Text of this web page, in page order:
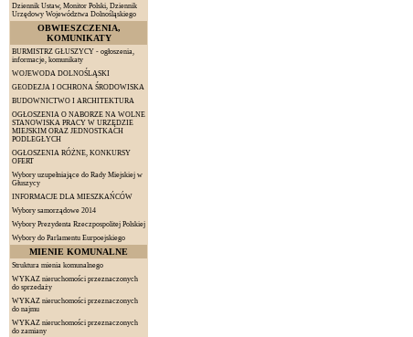
Dziennik Ustaw, Monitor Polski, Dziennik
Urzędowy Województwa Dolnośląskiego
OBWIESZCZENIA,
KOMUNIKATY
BURMISTRZ GŁUSZYCY - ogłoszenia,
informacje, komunikaty
WOJEWODA DOLNOŚLĄSKI
GEODEZJA I OCHRONA ŚRODOWISKA
BUDOWNICTWO I ARCHITEKTURA
OGŁOSZENIA O NABORZE NA WOLNE
STANOWISKA PRACY W URZĘDZIE
MIEJSKIM ORAZ JEDNOSTKACH
PODLEGŁYCH
OGŁOSZENIA RÓŻNE, KONKURSY
OFERT
Wybory uzupełniające do Rady Miejskiej w
Głuszycy
INFORMACJE DLA MIESZKAŃCÓW
Wybory samorządowe 2014
Wybory Prezydenta Rzeczpospolitej Polskiej
Wybory do Parlamentu Eurpoejskiego
MIENIE KOMUNALNE
Struktura mienia komunalnego
WYKAZ nieruchomości przeznaczonych
do sprzedaży
WYKAZ nieruchomości przeznaczonych
do najmu
WYKAZ nieruchomości przeznaczonych
do zamiany